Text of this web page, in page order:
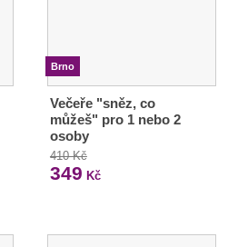
Brno
Večeře "sněz, co
můžeš" pro 1 nebo 2
osoby
410 Kč
349 Kč